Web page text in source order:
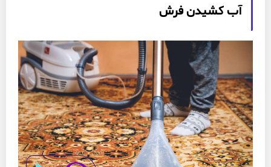
آب کشیدن فرش